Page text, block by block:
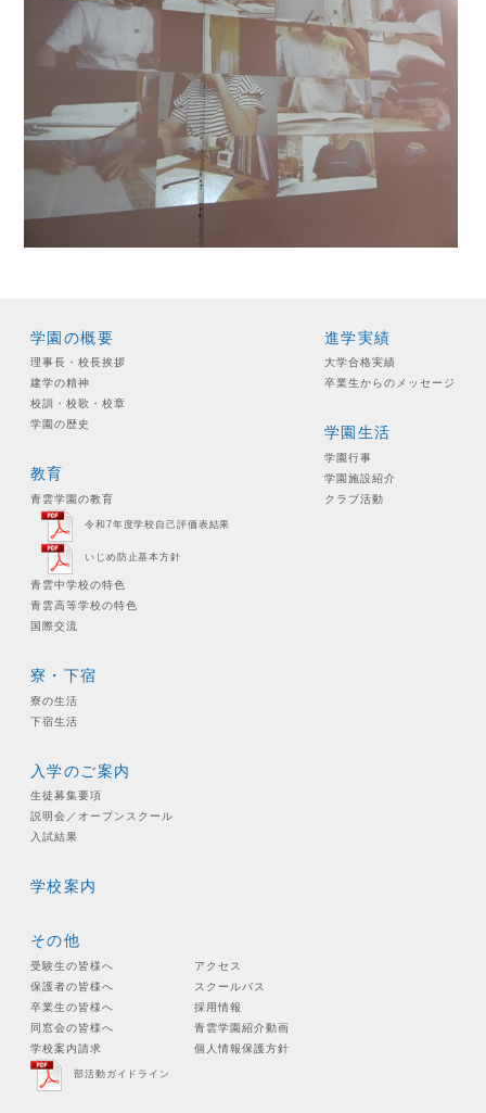
学園の概要
理事長・校長挨拶
建学の精神
校訓・校歌・校章
学園の歴史
教育
青雲学園の教育
令和7年度学校自己評価表結果
いじめ防止基本方針
青雲中学校の特色
青雲高等学校の特色
国際交流
進学実績
大学合格実績
卒業生からのメッセージ
学園生活
学園行事
学園施設紹介
クラブ活動
寮・下宿
寮の生活
下宿生活
入学のご案内
生徒募集要項
説明会／オープンスクール
入試結果
学校案内
その他
受験生の皆様へ
保護者の皆様へ
卒業生の皆様へ
同窓会の皆様へ
学校案内請求
アクセス
スクールバス
採用情報
青雲学園紹介動画
個人情報保護方針
部活動ガイドライン